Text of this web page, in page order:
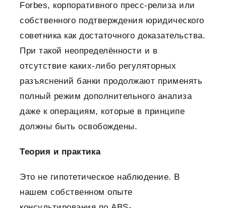
Forbes, корпоративного пресс-релиза или
собственного подтверждения юридического
советника как достаточного доказательства.
При такой неопределённости и в
отсутствие каких-либо регуляторных
разъяснений банки продолжают применять
полный режим дополнительного анализа
даже к операциям, которые в принципе
должны быть освобождены.
Теория и практика
Это не гипотетическое наблюдение. В
нашем собственном опыте